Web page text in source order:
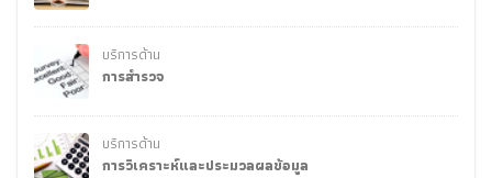
บริการด้าน
การสำรวจ
บริการด้าน
การวิเคราะห์และประมวลผลข้อมูล